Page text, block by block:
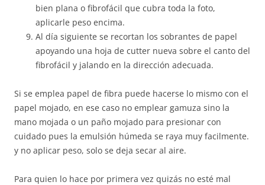
bien plana o fibrofácil que cubra toda la foto,
aplicarle peso encima.
Al día siguiente se recortan los sobrantes de papel
apoyando una hoja de cutter nueva sobre el canto del
fibrofácil y jalando en la dirección adecuada.
Si se emplea papel de fibra puede hacerse lo mismo con el
papel mojado, en ese caso no emplear gamuza sino la
mano mojada o un paño mojado para presionar con
cuidado pues la emulsión húmeda se raya muy facilmente.
y no aplicar peso, solo se deja secar al aire.
Para quien lo hace por primera vez quizás no esté mal